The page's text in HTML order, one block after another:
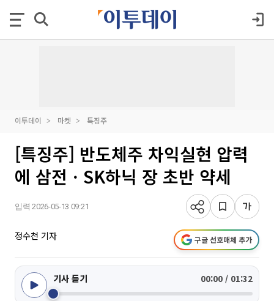
이투데이 마켓 특징주
[특징주] 반도체주 차익실현 압력
에 삼전ㆍSK하닉 장 초반 약세
입력 2026-05-13 09:21
정수천 기자 구글 선호매체 추가
기사 듣기 00:00 / 01:32